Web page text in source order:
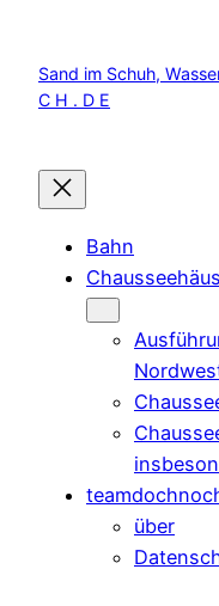
springen
Sand im Schuh,
C H . D E
Bahn
über